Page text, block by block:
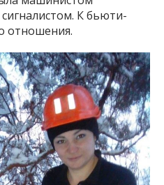
К бьюти-
отношения.